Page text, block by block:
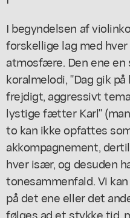
I begyndelsen af
forskellige lag med
atmosfære. Den ene en
koralmelodi, "Dag gik
frejdigt, aggressivt
lystige fætter Karl"
to kan ikke opfattes
akkompagnement,
hver især, og desuden
tonesammenfald. Vi
på det ene eller det
følges ad et stykke tid,